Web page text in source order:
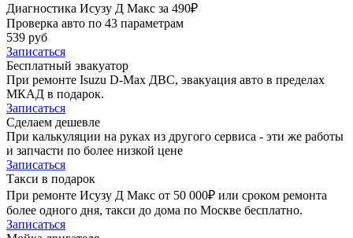
Диагностика Исузу Д Макс за 490₽
Проверка авто по 43 параметрам
539 руб
Записаться
Бесплатный эвакуатор
При ремонте Isuzu D-Max ДВС, эвакуация авто в пределах
МКАД в подарок.
Записаться
Сделаем дешевле
При калькуляции на руках из другого сервиса - эти же работы
и запчасти по более низкой цене
Записаться
Такси в подарок
При ремонте Исузу Д Макс от 50 000₽ или сроком ремонта
более одного дня, такси до дома по Москве бесплатно.
Записаться